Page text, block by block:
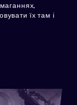
їх там і